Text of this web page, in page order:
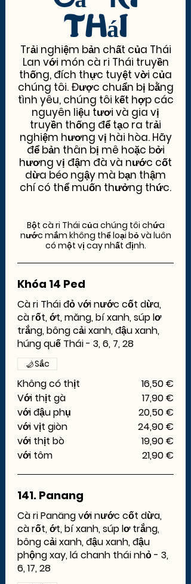
Thái
Trải nghiệm bản chất của Thái
Lan với món cà ri Thái truyền
thống, đích thực tuyệt vời của
chúng tôi. Được chuẩn bị bằng
tình yêu, chúng tôi kết hợp các
nguyên liệu tươi và gia vị
truyền thống để tạo ra trải
nghiệm hương vị hài hòa. Hãy
để bản thân bị mê hoặc bởi
hương vị đậm đà và nước cốt
dừa béo ngậy mà bạn thậm
chí có thể muốn thưởng thức.
Bột cà ri Thái của chúng tôi chứa
nước mắm không thể loại bỏ và luôn
có một vị cay nhất định.
Khóa 14 Ped
Cà ri Thái đỏ với nước cốt dừa,
cà rốt, ớt, măng, bí xanh, súp lơ
trắng, bông cải xanh, đậu xanh,
húng quế Thái - 3, 6, 7, 28
Không có thịt
16,50 €
Với thịt gà
17,90 €
với đậu phụ
20,50 €
với vịt giòn
24,90 €
với thịt bò
19,90 €
với tôm
21,90 €
Sắc
141. Panang
Cà ri Panäng với nước cốt dừa,
cà rốt, ớt, bí xanh, súp lơ trắng,
bông cải xanh, đậu xanh, đậu
phộng xay, lá chanh thái nhỏ - 3,
6, 17, 28